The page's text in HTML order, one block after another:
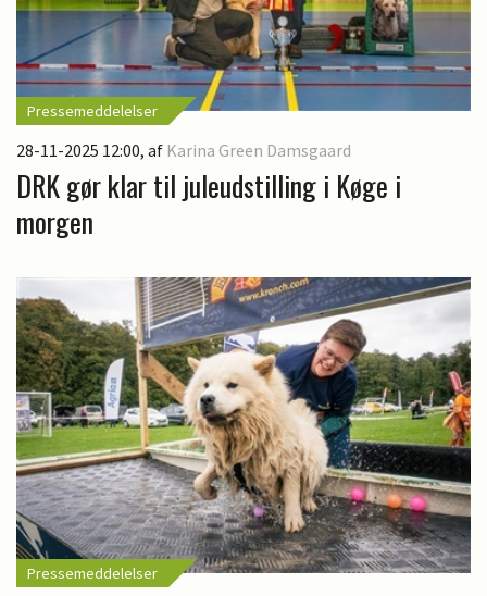
Pressemeddelelser
28-11-2025 12:00, af Karina Green Damsgaard
DRK gør klar til juleudstilling i Køge i
morgen
Pressemeddelelser